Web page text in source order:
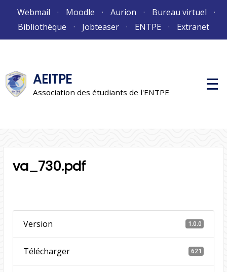
Webmail Moodle Aurion
Bureau virtuel
Bibliothèque
Jobteaser ENTPE Extranet
AEITPE
Association des étudiants de l'ENTPE
M
e
va_730.pdf
Version 1.0.0
Télécharger 621